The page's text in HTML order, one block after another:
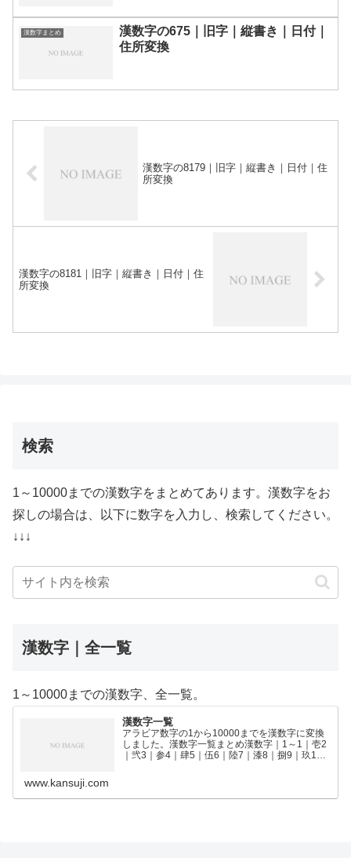
漢数字まとめ
漢数字の675｜旧字｜縦書き｜日付｜
住所変換
漢数字の8179｜旧字｜縦書き｜日付｜住
所変換
漢数字の8181｜旧字｜縦書き｜日付｜住
所変換
検索
1～10000までの漢数字をまとめてあります。漢数字をお
探しの場合は、以下に数字を入力し、検索してください。
↓↓↓
漢数字｜全一覧
1～10000までの漢数字、全一覧。
漢数字一覧
アラビア数字の1から10000までを漢数字に変換
しました。漢数字一覧まとめ漢数字｜1～1｜壱2
｜弐3｜参4｜肆5｜伍6｜陸7｜漆8｜捌9｜玖10
www.kansuji.com